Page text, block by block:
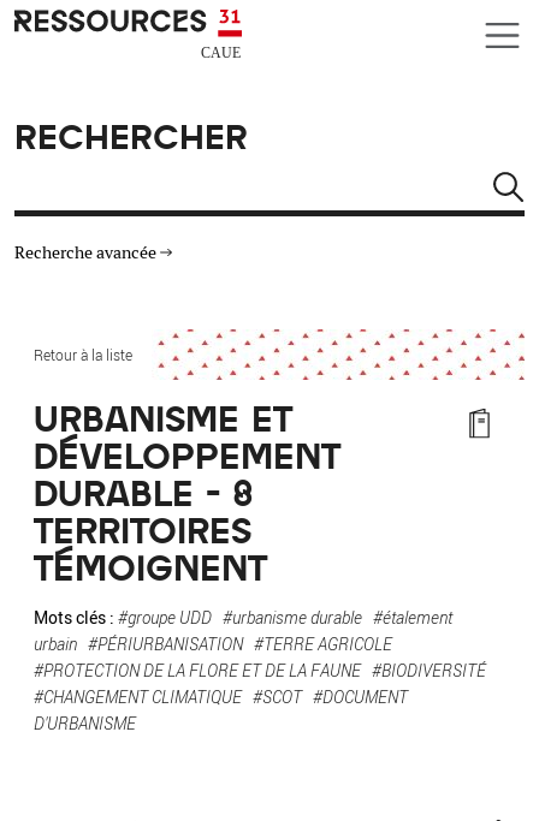
Aller au contenu principal
CAUE RESSOURCES 31
RECHERCHER
Recherche avancée
TYPE DE RESSOURCES
MATÉRIAUX
AUTRES CRITÈRES
Réinitialiser Fermer la recherche avancée
Retour à la liste
URBANISME ET
DÉVELOPPEMENT
DURABLE - 8
TERRITOIRES
TÉMOIGNENT
Mots clés : #groupe UDD #urbanisme durable #étalement
urbain #PÉRIURBANISATION #TERRE AGRICOLE
#PROTECTION DE LA FLORE ET DE LA FAUNE #BIODIVERSITÉ
#CHANGEMENT CLIMATIQUE #SCOT #DOCUMENT
D'URBANISME